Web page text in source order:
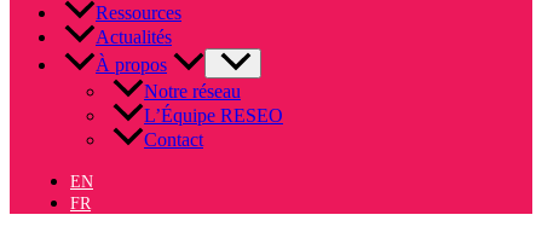
Ressources
Actualités
À propos
Notre réseau
L’Équipe RESEO
Contact
EN
FR